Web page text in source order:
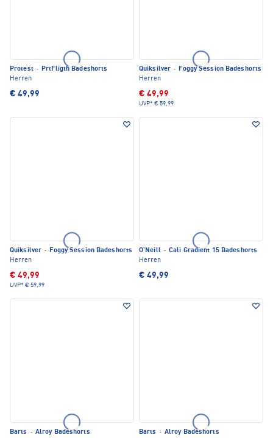
Protest · PrtFligth Badeshorts
Herren
€ 49,99
Quiksilver · Foggy Session Badeshorts
Herren
€ 49,99
UVP* € 59,99
Quiksilver · Foggy Session Badeshorts
Herren
€ 49,99
UVP* € 59,99
O'Neill · Cali Gradient 15 Badeshorts
Herren
€ 49,99
Barts · Alroy Badeshorts
Barts · Alroy Badeshorts